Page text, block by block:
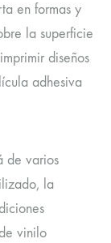
en formas y
la superficie
diseños
adhesiva
de varios
la
vinilo